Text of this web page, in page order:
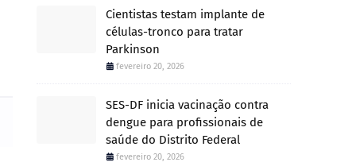
Cientistas testam implante de
células-tronco para tratar
Parkinson
fevereiro 20, 2026
SES-DF inicia vacinação contra
dengue para profissionais de
saúde do Distrito Federal
fevereiro 20, 2026